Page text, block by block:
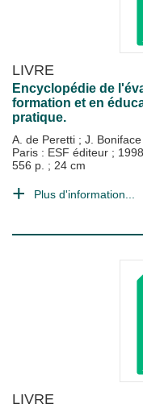
LIVRE
Encyclopédie de
formation et en
pratique.
A. de Peretti ; J. Boniface
Paris : ESF éditeur ; 1998
556 p. ; 24 cm
Plus d'information...
LIVRE